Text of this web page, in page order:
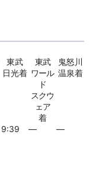
東武
日光着
東武
ワール
ド
スクウ
ェア
着
鬼怒川
温泉着
9:39 ― ―